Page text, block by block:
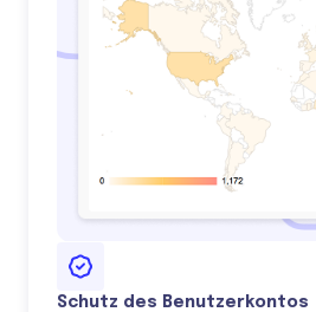
Schutz des Benutzerkontos